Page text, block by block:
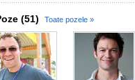
(51) Toate pozele »